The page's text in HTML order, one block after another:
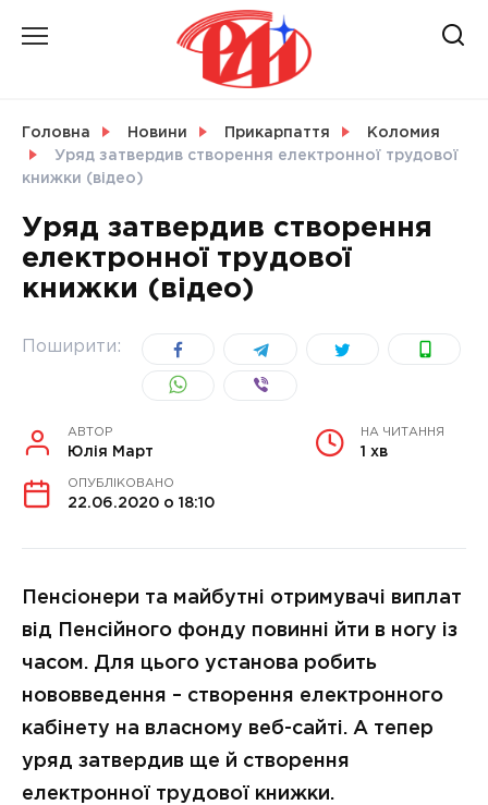
СВІТ
УКРАЇНА
Головна Новини Прикарпаття
Коломия
Уряд затвердив створення електронної трудової
книжки (відео)
Уряд затвердив створення
електронної трудової
книжки (відео)
Поширити:
АВТОР
Юлія Март
НА ЧИТАННЯ
1 хв
ОПУБЛІКОВАНО
22.06.2020 о 18:10
Пенсіонери та майбутні отримувачі виплат
від Пенсійного фонду повинні йти в ногу із
часом. Для цього установа робить
нововведення – створення електронного
кабінету на власному веб-сайті. А тепер
уряд затвердив ще й створення
електронної трудової книжки.